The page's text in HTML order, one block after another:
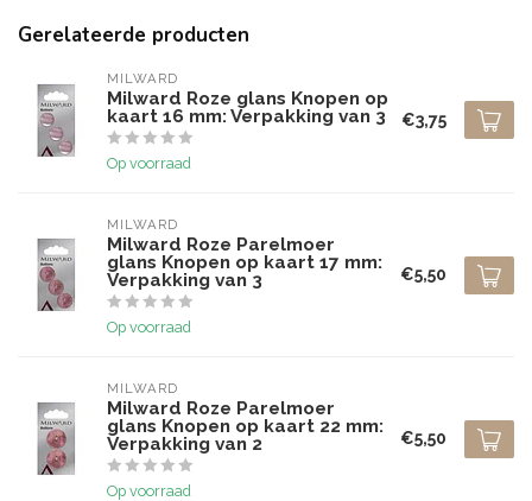
Gerelateerde producten
MILWARD
Milward Roze glans Knopen op
kaart 16 mm: Verpakking van 3
Op voorraad
€3,75
MILWARD
Milward Roze Parelmoer
glans Knopen op kaart 17 mm:
Verpakking van 3
Op voorraad
€5,50
MILWARD
Milward Roze Parelmoer
glans Knopen op kaart 22 mm:
Verpakking van 2
Op voorraad
€5,50